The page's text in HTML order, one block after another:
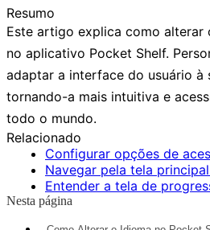
Resumo
Este artigo explica como alterar
no aplicativo Pocket Shelf.
adaptar a interface do usuário à
tornando-a mais intuitiva e
todo o mundo.
Relacionado
Configurar opções de
Navegar pela tela
Entender a tela de
Nesta página